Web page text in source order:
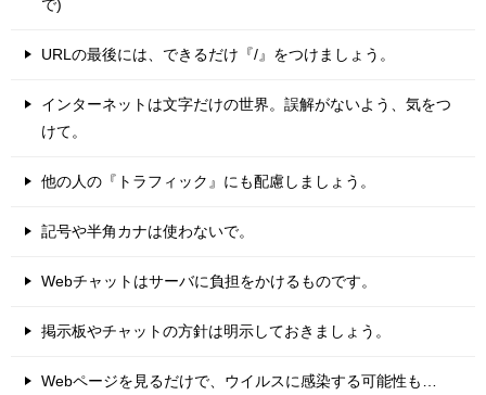
で)
URLの最後には、できるだけ『/』をつけましょう。
インターネットは文字だけの世界。誤解がないよう、気をつ
けて。
他の人の『トラフィック』にも配慮しましょう。
記号や半角カナは使わないで。
Webチャットはサーバに負担をかけるものです。
掲示板やチャットの方針は明示しておきましょう。
Webページを見るだけで、ウイルスに感染する可能性も…